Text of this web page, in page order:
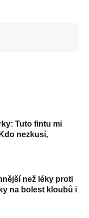
Tuto fintu mi
nezkusí,
než léky proti
na bolest kloubů i